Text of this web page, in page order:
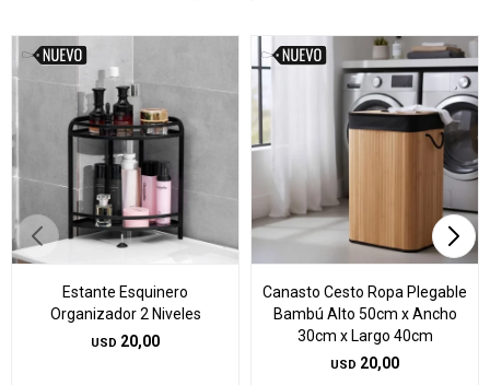
Estante Esquinero
Organizador 2 Niveles
USD 20,00
Canasto Cesto Ropa Plegable
Bambú Alto 50cm x Ancho
30cm x Largo 40cm
USD 20,00